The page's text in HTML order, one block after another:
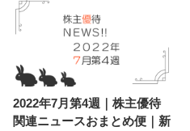
2022年7月第4週｜株主優待
関連ニュースおまとめ便｜新